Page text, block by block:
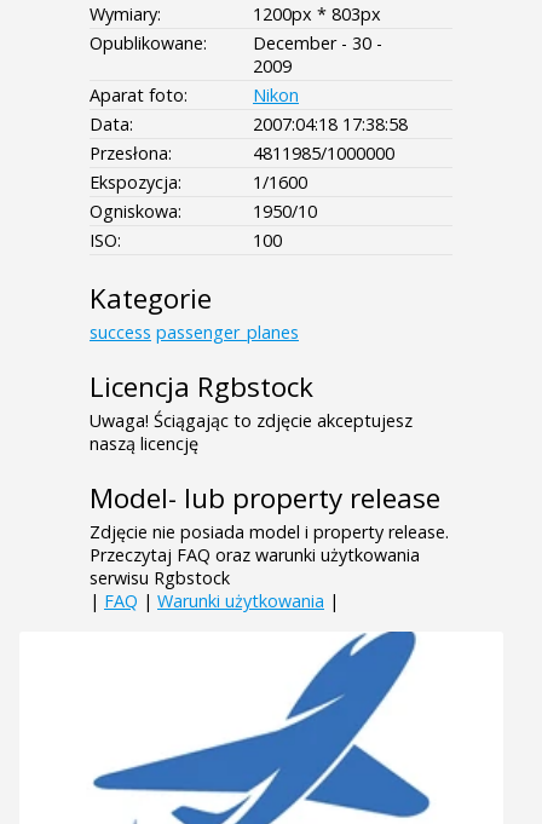
Wymiary:
1200px * 803px
Opublikowane:
December - 30 -
2009
Aparat foto:
Nikon
Data:
2007:04:18 17:38:58
Przesłona:
4811985/1000000
Ekspozycja:
1/1600
Ogniskowa:
1950/10
ISO:
100
Kategorie
success passenger_planes
Licencja Rgbstock
Uwaga! Ściągając to zdjęcie akceptujesz
naszą licencję
Model- lub property release
Zdjęcie nie posiada model i property release.
Przeczytaj FAQ oraz warunki użytkowania
serwisu Rgbstock
| FAQ | Warunki użytkowania |